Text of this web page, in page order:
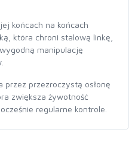
końcach na końcach
która chroni stalową linkę,
manipulację
przezroczystą osłonę
zwiększa żywotność
regularne kontrole.